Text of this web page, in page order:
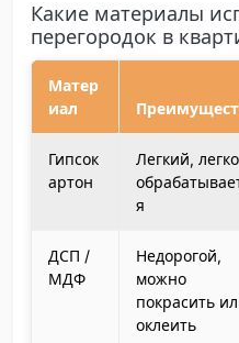
Какие материалы
перегородок в
Матер
иал
Гипсок
артон
Легкий, легко
я
ДСП /
МДФ
Недорогой,
можно
покрасить
оклеить